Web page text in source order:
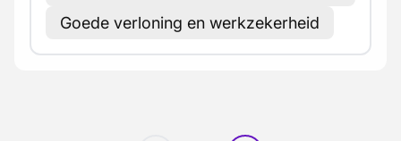
Goede verloning en werkzekerheid